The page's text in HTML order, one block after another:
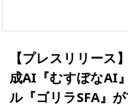
【プレスリリース
成AI『むすぼなAI
ル『ゴリラSFA』